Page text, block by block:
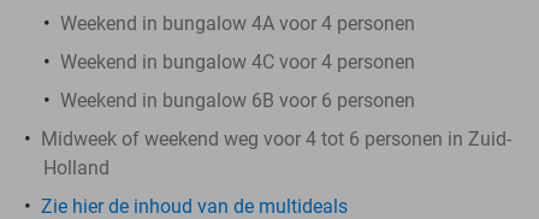
Weekend in bungalow 4A voor 4 personen
Weekend in bungalow 4C voor 4 personen
Weekend in bungalow 6B voor 6 personen
Midweek of weekend weg voor 4 tot 6 personen in Zuid-
Holland
Zie hier de inhoud van de multideals